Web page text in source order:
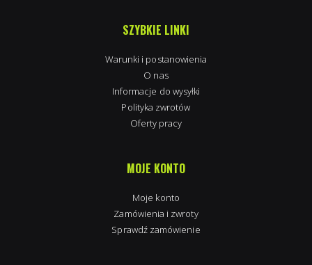
SZYBKIE LINKI
Warunki i postanowienia
O nas
Informacje do wysyłki
Polityka zwrotów
Oferty pracy
MOJE KONTO
Moje konto
Zamówienia i zwroty
Sprawdź zamówienie